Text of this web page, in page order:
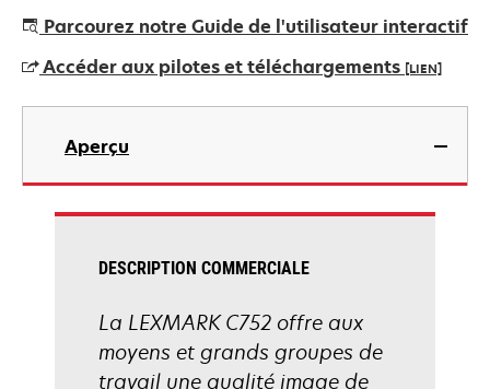
Parcourez notre Guide de l'utilisateur interactif
Accéder aux pilotes et téléchargements [LIEN]
s’ouvre
nouvel
onglet
Aperçu
DESCRIPTION COMMERCIALE
La LEXMARK C752 offre aux
moyens et grands groupes de
travail une qualité image de